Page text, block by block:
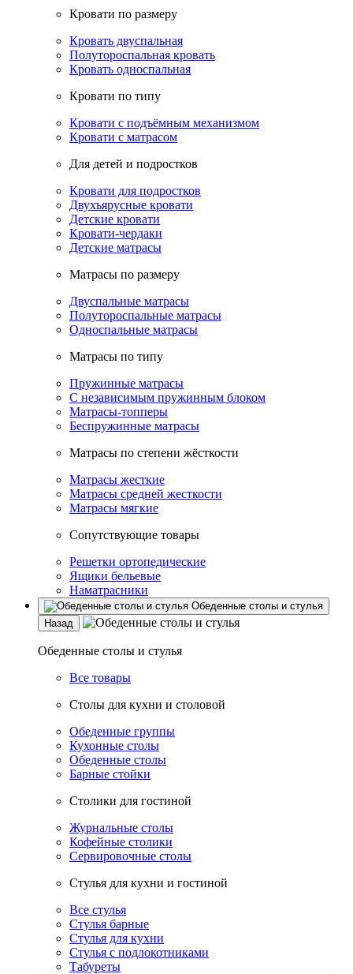
Кровати по размеру
Кровать двуспальная
Полутороспальная кровать
Кровать односпальная
Кровати по типу
Кровати с подъёмным механизмом
Кровати с матрасом
Для детей и подростков
Кровати для подростков
Двухъярусные кровати
Детские кровати
Кровати-чердаки
Детские матрасы
Матрасы по размеру
Двуспальные матрасы
Полутороспальные матрасы
Односпальные матрасы
Матрасы по типу
Пружинные матрасы
С независимым пружинным блоком
Матрасы-топперы
Беспружинные матрасы
Матрасы по степени жёсткости
Матрасы жесткие
Матрасы средней жесткости
Матрасы мягкие
Сопутствующие товары
Решетки ортопедические
Ящики бельевые
Наматрасники
Обеденные столы и стулья
Назад
Обеденные столы и стулья
Все товары
Столы для кухни и столовой
Обеденные группы
Кухонные столы
Обеденные столы
Барные стойки
Столики для гостиной
Журнальные столы
Кофейные столики
Сервировочные столы
Стулья для кухни и гостиной
Все стулья
Стулья барные
Стулья для кухни
Стулья с подлокотниками
Табуреты